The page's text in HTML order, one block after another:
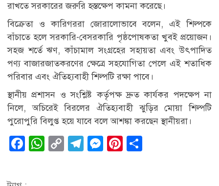
রাখতে সরকারের জরুরি হস্তক্ষেপ কামনা করেছে।
বিক্রেতা ও কারিগররা জোরালোভাবে বলেন, এই শিল্পকে
বাঁচাতে হলে সরকারি-বেসরকারি পৃষ্ঠপোষকতা খুবই প্রয়োজন।
সহজ শর্তে ঋণ, কাঁচামাল সংগ্রহের সহায়তা এবং উৎপাদিত
পণ্য বাজারজাতকরণের ক্ষেত্রে সহযোগিতা পেলে এই শতাধিক
পরিবার এবং ঐতিহ্যবাহী শিল্পটি রক্ষা পাবে।
স্থানীয় প্রশাসন ও সংশ্লিষ্ট কর্তৃপক্ষ দ্রুত কার্যকর পদক্ষেপ না
নিলে, অচিরেই বিরলের ঐতিহ্যবাহী ঝুড়ির মোয়া শিল্পটি
পুরোপুরি বিলুপ্ত হয়ে যাবে বলে আশঙ্কা করছেন স্থানীয়রা।
Facebook
WhatsApp
CopyTelegram
Messenger
Pinterest